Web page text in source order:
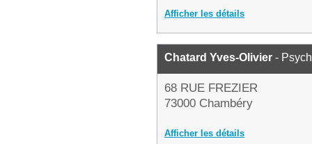
Afficher les détails
Chatard Yves-Olivier -
68 RUE FREZIER
73000 Chambéry
Afficher les détails